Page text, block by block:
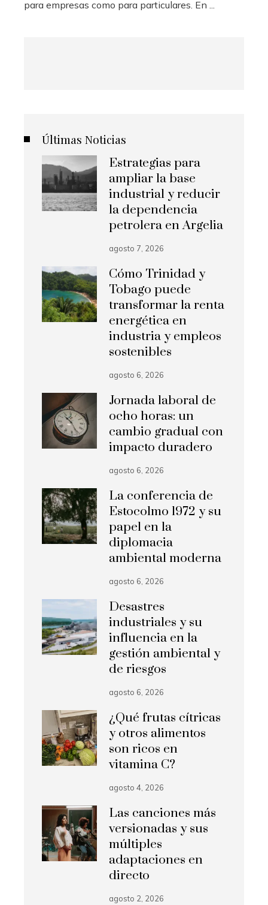
para empresas como para particulares. En ...
Últimas Noticias
Estrategias para
ampliar la base
industrial y reducir
la dependencia
petrolera en Argelia
agosto 7, 2026
Cómo Trinidad y
Tobago puede
transformar la renta
energética en
industria y empleos
sostenibles
agosto 6, 2026
Jornada laboral de
ocho horas: un
cambio gradual con
impacto duradero
agosto 6, 2026
La conferencia de
Estocolmo 1972 y su
papel en la
diplomacia
ambiental moderna
agosto 6, 2026
Desastres
industriales y su
influencia en la
gestión ambiental y
de riesgos
agosto 6, 2026
¿Qué frutas cítricas
y otros alimentos
son ricos en
vitamina C?
agosto 4, 2026
Las canciones más
versionadas y sus
múltiples
adaptaciones en
directo
agosto 2, 2026